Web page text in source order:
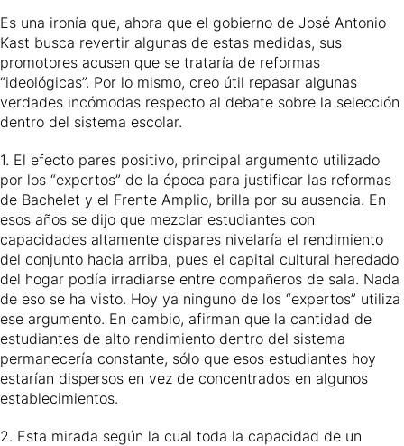
Es una ironía que, ahora que el gobierno de José Antonio
Kast busca revertir algunas de estas medidas, sus
promotores acusen que se trataría de reformas
“ideológicas”. Por lo mismo, creo útil repasar algunas
verdades incómodas respecto al debate sobre la selección
dentro del sistema escolar.
1. El efecto pares positivo, principal argumento utilizado
por los “expertos” de la época para justificar las reformas
de Bachelet y el Frente Amplio, brilla por su ausencia. En
esos años se dijo que mezclar estudiantes con
capacidades altamente dispares nivelaría el rendimiento
del conjunto hacia arriba, pues el capital cultural heredado
del hogar podía irradiarse entre compañeros de sala. Nada
de eso se ha visto. Hoy ya ninguno de los “expertos” utiliza
ese argumento. En cambio, afirman que la cantidad de
estudiantes de alto rendimiento dentro del sistema
permanecería constante, sólo que esos estudiantes hoy
estarían dispersos en vez de concentrados en algunos
establecimientos.
2. Esta mirada según la cual toda la capacidad de un